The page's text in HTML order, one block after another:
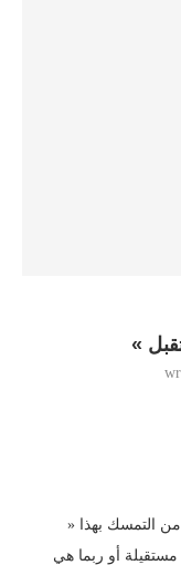
» هل الذين يريدون التغيير « أقلية »؟ وأي جدوى من التمسك بهذا
مستقيلة أو ربما هي